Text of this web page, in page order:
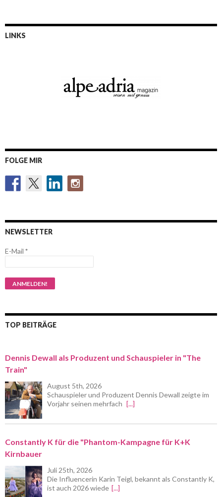
LINKS
FOLGE MIR
NEWSLETTER
E-Mail *
TOP BEITRÄGE
Dennis Dewall als Produzent und Schauspieler in "The
Train"
August 5th, 2026
Schauspieler und Produzent Dennis Dewall zeigte im
Vorjahr seinen mehrfach
[...]
Constantly K für die "Phantom-Kampagne für K+K
Kirnbauer
Juli 25th, 2026
Die Influencerin Karin Teigl, bekannt als Constantly K,
ist auch 2026 wiede [...]